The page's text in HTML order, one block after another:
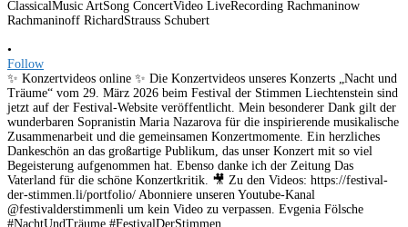
•
Follow
✨ Konzertvideos online ✨ Die Konzertvideos unseres Konzerts „Nacht und
Träume“ vom 29. März 2026 beim Festival der Stimmen Liechtenstein sind
jetzt auf der Festival-Website veröffentlicht. Mein besonderer Dank gilt der
wunderbaren Sopranistin Maria Nazarova für die inspirierende musikalische
Zusammenarbeit und die gemeinsamen Konzertmomente. Ein herzliches
Dankeschön an das großartige Publikum, das unser Konzert mit so viel
Begeisterung aufgenommen hat. Ebenso danke ich der Zeitung Das
Vaterland für die schöne Konzertkritik. 🎥 Zu den Videos: https://festival-
der-stimmen.li/portfolio/ Abonniere unseren Youtube-Kanal
@festivalderstimmenli um kein Video zu verpassen. Evgenia Fölsche
#NachtUndTräume #FestivalDerStimmen